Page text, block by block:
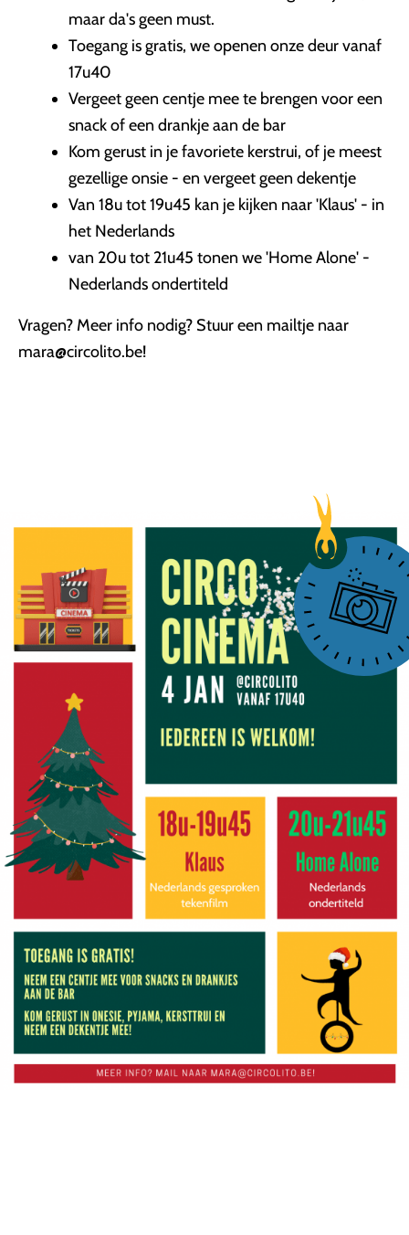
maar da's geen must.
Toegang is gratis, we openen onze deur vanaf
17u40
Vergeet geen centje mee te brengen voor een
snack of een drankje aan de bar
Kom gerust in je favoriete kerstrui, of je meest
gezellige onsie - en vergeet geen dekentje
Van 18u tot 19u45 kan je kijken naar 'Klaus' - in
het Nederlands
van 20u tot 21u45 tonen we 'Home Alone' -
Nederlands ondertiteld
Vragen? Meer info nodig? Stuur een mailtje naar
mara@circolito.be!